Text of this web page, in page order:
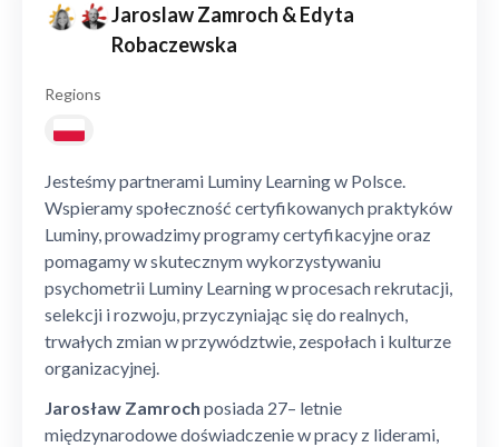
Jaroslaw Zamroch & Edyta
Robaczewska
Regions
Jesteśmy partnerami Luminy Learning w Polsce.
Wspieramy społeczność certyfikowanych praktyków
Luminy, prowadzimy programy certyfikacyjne oraz
pomagamy w skutecznym wykorzystywaniu
psychometrii Luminy Learning w procesach rekrutacji,
selekcji i rozwoju, przyczyniając się do realnych,
trwałych zmian w przywództwie, zespołach i kulturze
organizacyjnej.
Jarosław Zamroch posiada 27– letnie
międzynarodowe doświadczenie w pracy z liderami,